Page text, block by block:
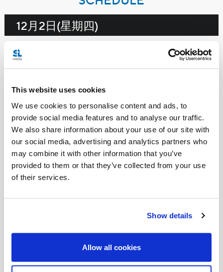
This website uses cookies
We use cookies to personalise content and ads, to
provide social media features and to analyse our traffic.
We also share information about your use of our site with
our social media, advertising and analytics partners who
may combine it with other information that you’ve
provided to them or that they’ve collected from your use
of their services.
Show details
Allow all cookies
12月2日(星期四)
北美東岸:上午9時
北美西岸:上午6時
直播
教宗在塞浦路斯馬龍尼禮恩寵之母主教座
堂與該國司鐸、修會會士、執事、要理教
員，以及天主教善會和運動的成員會面。
北美東岸:上午10時15分
北美西岸:上午7時15分
教宗前往塞浦路斯總統府出席歡迎儀式。
隨後會見民政當局、公民社會和外交使團